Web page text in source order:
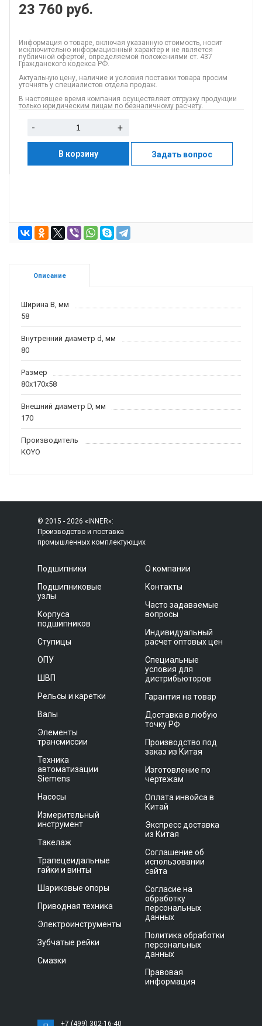
23 760 руб.
Информация о товаре, включая указанную стоимость, носит
исключительно информационный характер и не является
публичной офертой, определяемой положениями ст. 437
Гражданского кодекса РФ.
Актуальную цену, наличие и условия поставки товара просим
уточнять у специалистов отдела продаж.
В настоящее время компания осуществляет отгрузку продукции
только юридическим лицам по безналичному расчету.
- +
В корзину Задать вопрос
Описание
Ширина B, мм
58
Внутренний диаметр d, мм
80
Размер
80x170x58
Внешний диаметр D, мм
170
Производитель
KOYO
© 2015 - 2026 «INNER»:
Производство и поставка
промышленных комплектующих
Подшипники
Подшипниковые
узлы
Корпуса
подшипников
Ступицы
ОПУ
ШВП
Рельсы и каретки
Валы
Элементы
трансмиссии
Техника
автоматизации
Siemens
Насосы
Измерительный
инструмент
Такелаж
Трапецеидальные
гайки и винты
Шариковые опоры
Приводная техника
Электроинструменты
Зубчатые рейки
Смазки
О компании
Контакты
Часто задаваемые
вопросы
Индивидуальный
расчет оптовых цен
Специальные
условия для
дистрибьюторов
Гарантия на товар
Доставка в любую
точку РФ
Производство под
заказ из Китая
Изготовление по
чертежам
Оплата инвойса в
Китай
Экспресс доставка
из Китая
Соглашение об
использовании
сайта
Согласие на
обработку
персональных
данных
Политика обработки
персональных
данных
Правовая
информация
+7 (499) 302-16-40